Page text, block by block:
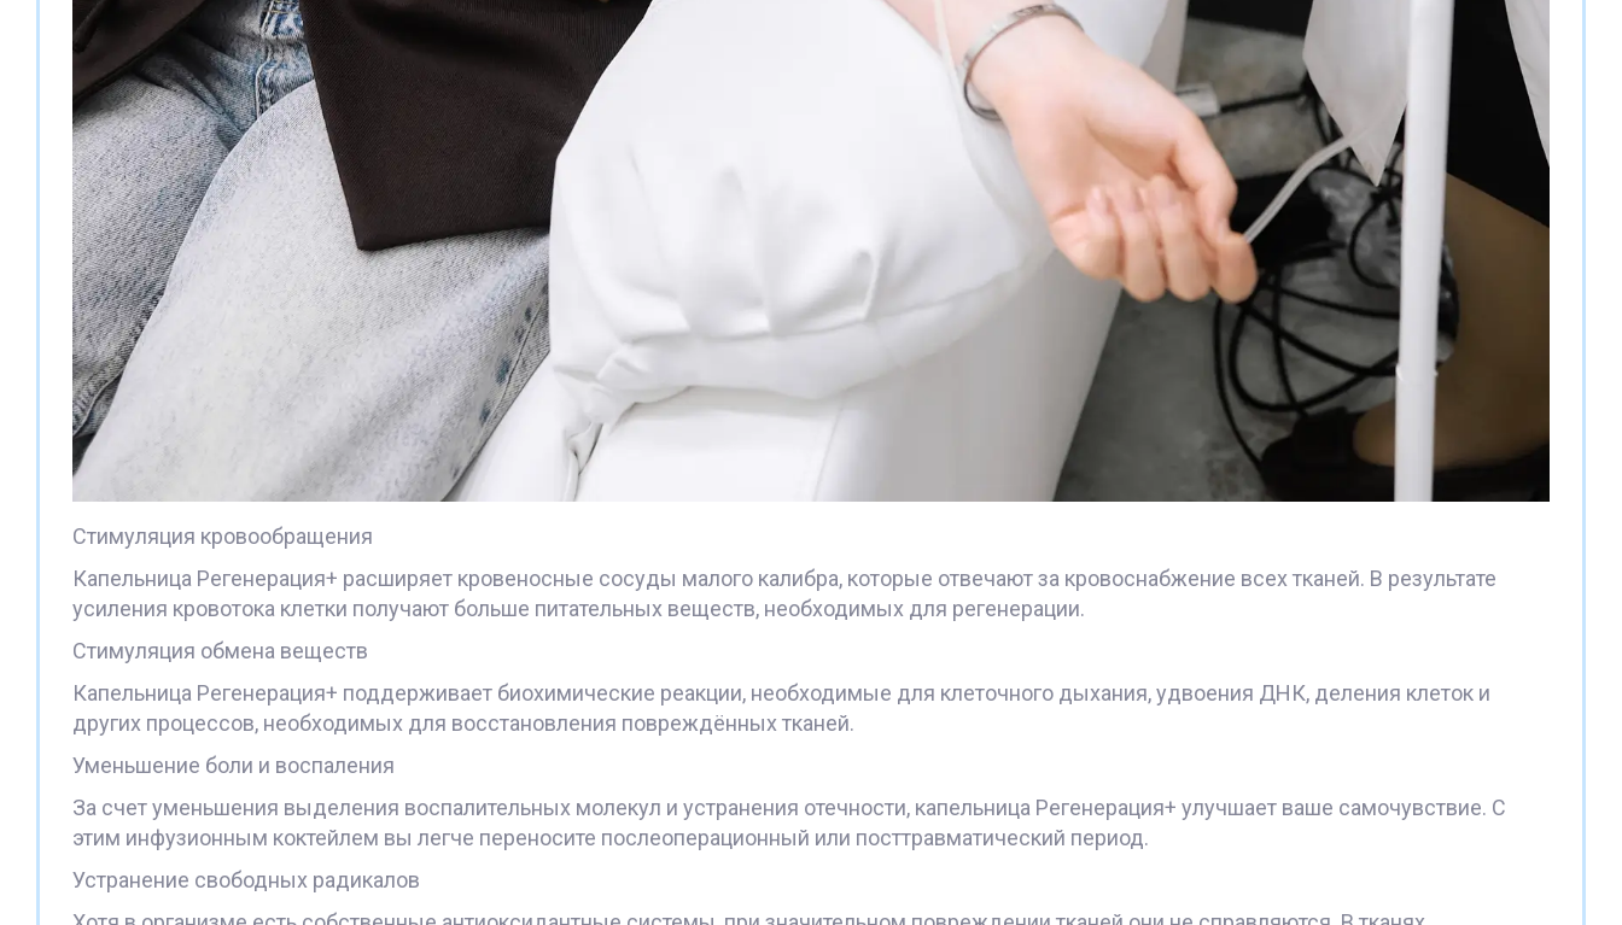
Стимуляция кровообращения
Капельница Регенерация+ расширяет кровеносные сосуды малого калибра, которые отвечают за кровоснабжение всех тканей. В результате
усиления кровотока клетки получают больше питательных веществ, необходимых для регенерации.
Стимуляция обмена веществ
Капельница Регенерация+ поддерживает биохимические реакции, необходимые для клеточного дыхания, удвоения ДНК, деления клеток и
других процессов, необходимых для восстановления повреждённых тканей.
Уменьшение боли и воспаления
За счет уменьшения выделения воспалительных молекул и устранения отечности, капельница Регенерация+ улучшает ваше самочувствие. С
этим инфузионным коктейлем вы легче переносите послеоперационный или посттравматический период.
Устранение свободных радикалов